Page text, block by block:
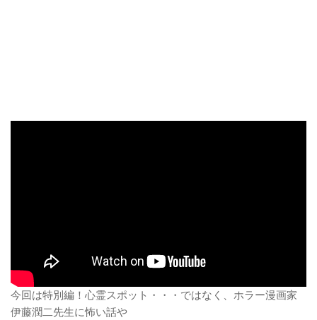
今回は特別編！心霊スポット・・・ではなく、ホラー漫画家
伊藤潤二先生に怖い話や